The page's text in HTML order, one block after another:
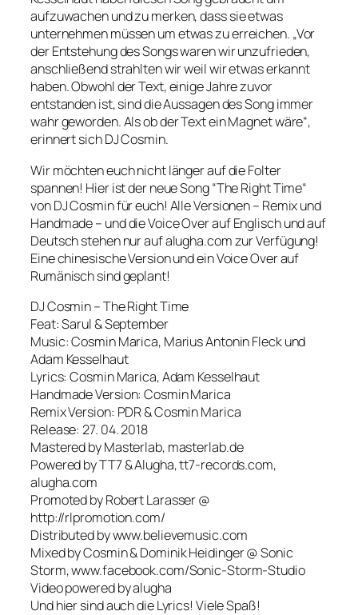
aufzuwachen und zu merken, dass sie etwas
unternehmen müssen um etwas zu erreichen. „Vor
der Entstehung des Songs waren wir unzufrieden,
anschließend strahlten wir weil wir etwas erkannt
haben. Obwohl der Text, einige Jahre zuvor
entstanden ist, sind die Aussagen des Song immer
wahr geworden. Als ob der Text ein Magnet wäre“,
erinnert sich DJ Cosmin.
Wir möchten euch nicht länger auf die Folter
spannen! Hier ist der neue Song “The Right Time“
von DJ Cosmin für euch! Alle Versionen – Remix und
Handmade – und die Voice Over auf Englisch und auf
Deutsch stehen nur auf alugha.com zur Verfügung!
Eine chinesische Version und ein Voice Over auf
Rumänisch sind geplant!
DJ Cosmin – The Right Time
Feat: Sarul & September
Music: Cosmin Marica, Marius Antonin Fleck und
Adam Kesselhaut
Lyrics: Cosmin Marica, Adam Kesselhaut
Handmade Version: Cosmin Marica
Remix Version: PDR & Cosmin Marica
Release: 27. 04. 2018
Mastered by Masterlab, masterlab.de
Powered by TT7 & Alugha, tt7-records.com,
alugha.com
Promoted by Robert Larasser @
http://rlpromotion.com/
Distributed by www.believemusic.com
Mixed by Cosmin & Dominik Heidinger @ Sonic
Storm, www.facebook.com/Sonic-Storm-Studio
Video powered by alugha
Und hier sind auch die Lyrics! Viele Spaß!